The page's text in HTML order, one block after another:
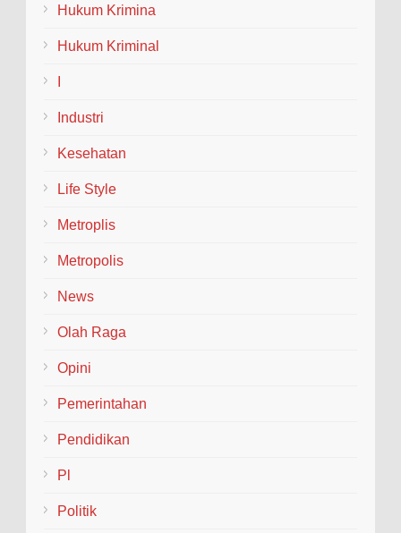
(Welcome and Farewell Parade) bagi pimpinan baru dan
Hukum Krimina
Hukum Kriminal
Industri
Kesehatan
Life Style
Metroplis
Metropolis
News
Olah Raga
Opini
Pemerintahan
Pendidikan
Pl
Politik